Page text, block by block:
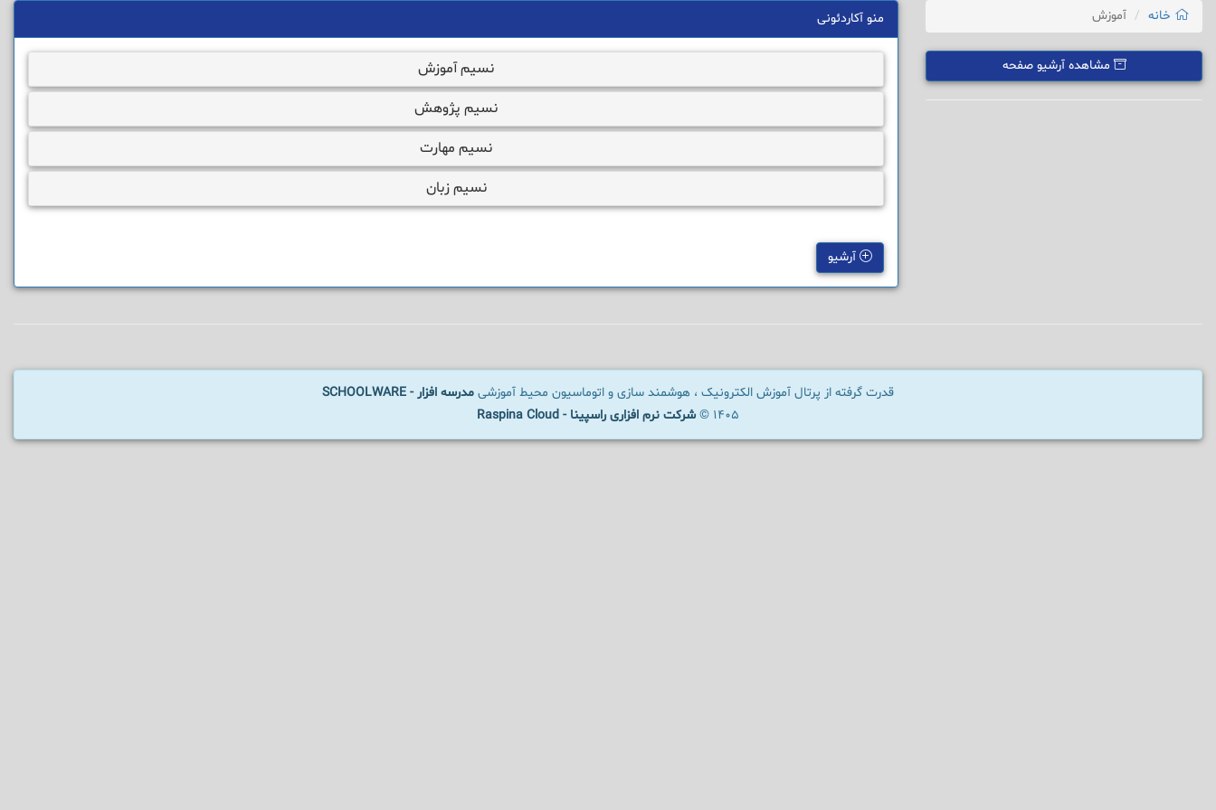
منو آکاردئونی
نسیم آموزش
نسیم پژوهش
نسیم مهارت
نسیم زبان
آرشیو
خانه آموزش
مشاهده آرشیو صفحه
قدرت گرفته از پرتال آموزش الکترونیک ، هوشمند سازی و اتوماسیون محیط آموزشی مدرسه افزار - SCHOOLWARE
1405 ©
شرکت نرم افزاری راسپینا - Raspina Cloud